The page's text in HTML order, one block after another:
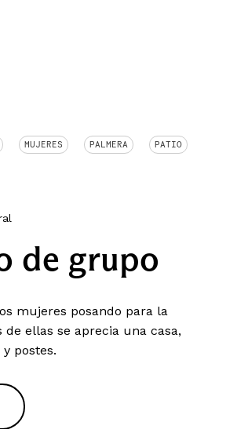
MUJERES PALMERA PATIO
de grupo
mujeres posando para la
de ellas se aprecia una casa,
postes.